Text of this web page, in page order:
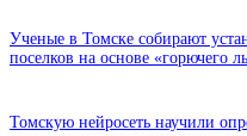
Ученые в Томске собирают
поселков на основе «горючего
Томскую нейросеть научили